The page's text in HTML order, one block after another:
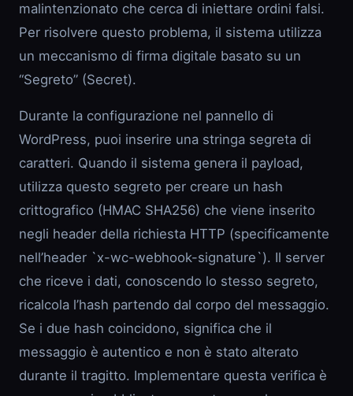
malintenzionato che cerca di iniettare ordini falsi.
Per risolvere questo problema, il sistema utilizza
un meccanismo di firma digitale basato su un
“Segreto” (Secret).
Durante la configurazione nel pannello di
WordPress, puoi inserire una stringa segreta di
caratteri. Quando il sistema genera il payload,
utilizza questo segreto per creare un hash
crittografico (HMAC SHA256) che viene inserito
negli header della richiesta HTTP (specificamente
nell’header `x-wc-webhook-signature`). Il server
che riceve i dati, conoscendo lo stesso segreto,
ricalcola l’hash partendo dal corpo del messaggio.
Se i due hash coincidono, significa che il
messaggio è autentico e non è stato alterato
durante il tragitto. Implementare questa verifica è